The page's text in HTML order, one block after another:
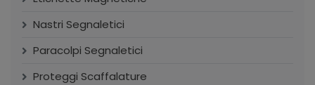
Nastri Segnaletici
Paracolpi Segnaletici
Proteggi Scaffalature